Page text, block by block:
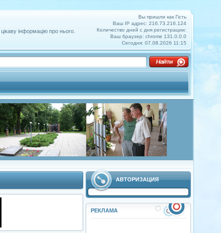
Вы пришли как Гість
Ваш IP адрес: 216.73.216.124
Количество дней с дня регистрации:
Ваш браузер: chrome 131.0.0.0
Сегодня: 07.08.2026 11:15
інформацію про нього.
АВТОРИЗАЦИЯ
РЕКЛАМА